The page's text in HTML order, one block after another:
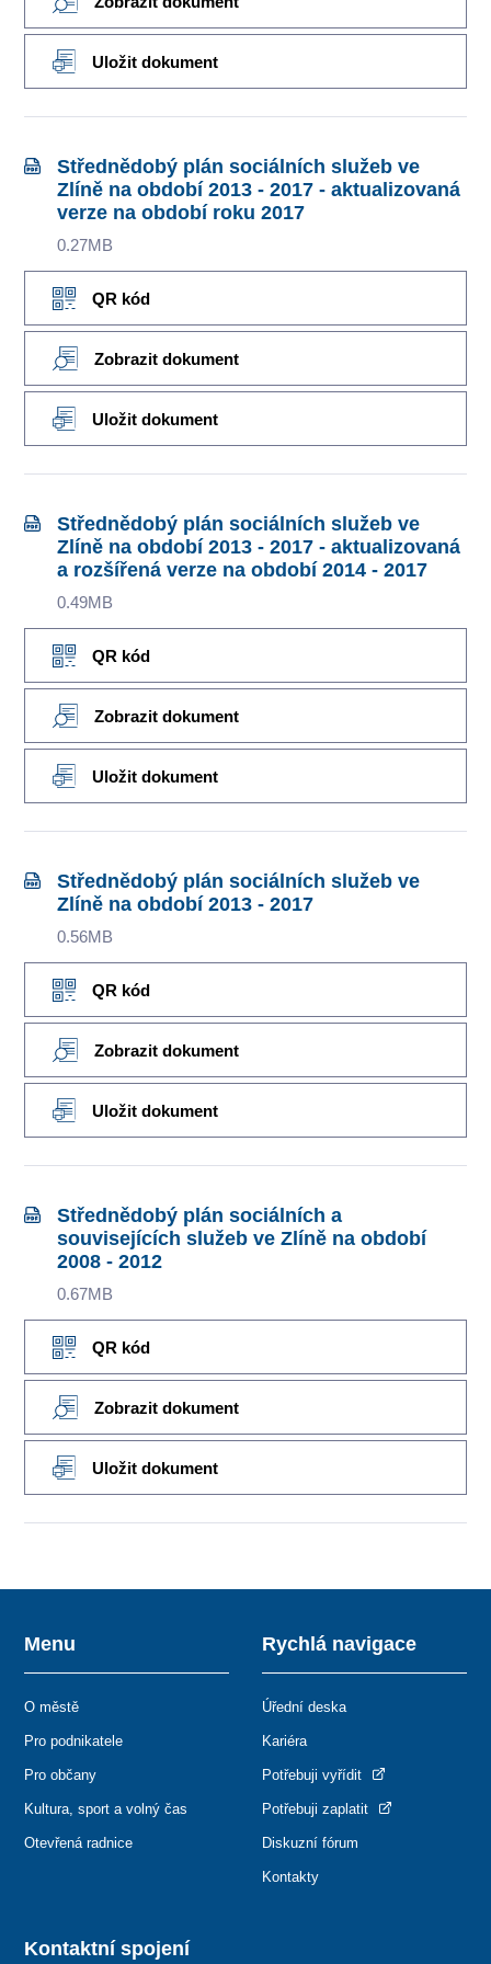
Uložit dokument
Střednědobý plán sociálních služeb ve
Zlíně na období 2013 - 2017 - aktualizovaná
verze na období roku 2017
0.27MB
QR kód
Zobrazit dokument
Uložit dokument
Střednědobý plán sociálních služeb ve
Zlíně na období 2013 - 2017 - aktualizovaná
a rozšířená verze na období 2014 - 2017
0.49MB
QR kód
Zobrazit dokument
Uložit dokument
Střednědobý plán sociálních služeb ve
Zlíně na období 2013 - 2017
0.56MB
QR kód
Zobrazit dokument
Uložit dokument
Střednědobý plán sociálních a
souvisejících služeb ve Zlíně na období
2008 - 2012
0.67MB
QR kód
Zobrazit dokument
Uložit dokument
Kontaktní spojení
Menu
O městě
Pro podnikatele
Pro občany
Kultura, sport a volný čas
Otevřená radnice
Rychlá navigace
Úřední deska
Kariéra
Potřebuji vyřídit
Potřebuji zaplatit
Diskuzní fórum
Kontakty